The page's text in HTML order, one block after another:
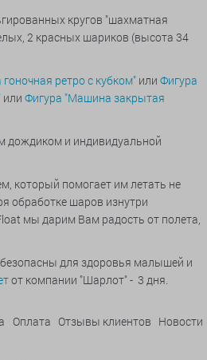
кругов "шахматная
2 красных шариков (высота 34
ретро с кубком" или Фигура
или Фигура "Машина закрытая
дождиком и индивидуальной
который помогает им летать не
обработке шаров изнутри
мы дарим Вам радость от полета,
для здоровья малышей и
от компании "Шарлот" - 3 дня.
Оплата Отзывы клиентов Новости